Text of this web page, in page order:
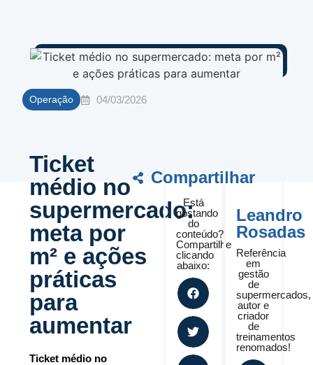
Operação 04/03/2026
Ticket
médio no
supermercado:
meta por
m² e ações
práticas
para
aumentar
Ticket médio no
Compartilhar
Está
gostando
do
conteúdo?
Compartilhe
clicando
abaixo:
Leandro
Rosadas
Referência
em
gestão
de
supermercados,
autor e
criador
de
treinamentos
renomados!